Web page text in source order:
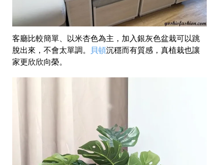
客廳比較簡單、以米杏色為主，加入銀灰色盆栽可以跳
脫出來，不會太單調。
貝頓沉穩而有質感，真植栽也讓
家更欣欣向榮。